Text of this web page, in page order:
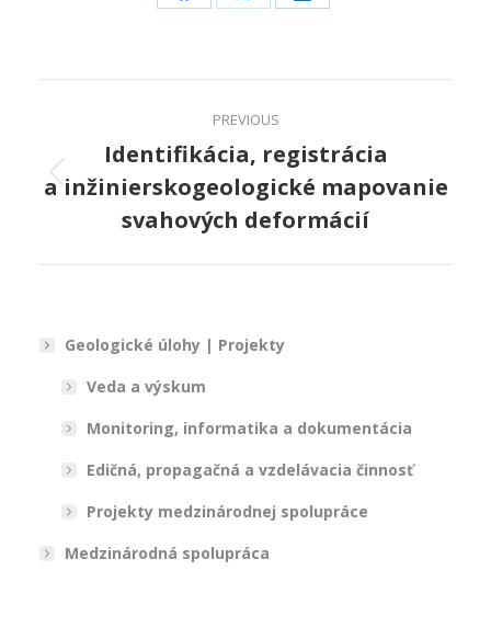
Share
Facebook
Share
X
Share
LinkedIn
navigation
PREVIOUS
Previous
project:
Identifikácia, registrácia
a inžinierskogeologické mapovanie
svahových deformácií
Geologické úlohy | Projekty
Veda a výskum
Monitoring, informatika a dokumentácia
Edičná, propagačná a vzdelávacia činnosť
Projekty medzinárodnej spolupráce
Medzinárodná spolupráca